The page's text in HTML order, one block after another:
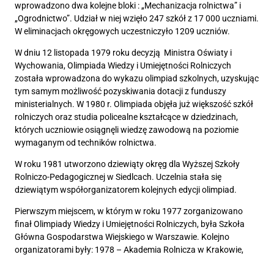
wprowadzono dwa kolejne bloki : „Mechanizacja rolnictwa” i
„Ogrodnictwo”. Udział w niej wzięło 247 szkół z 17 000 uczniami.
W eliminacjach okręgowych uczestniczyło 1209 uczniów.
W dniu 12 listopada 1979 roku decyzją Ministra Oświaty i
Wychowania, Olimpiada Wiedzy i Umiejętności Rolniczych
została wprowadzona do wykazu olimpiad szkolnych, uzyskując
tym samym możliwość pozyskiwania dotacji z funduszy
ministerialnych. W 1980 r. Olimpiada objęła już większość szkół
rolniczych oraz studia policealne kształcące w dziedzinach,
których uczniowie osiągnęli wiedzę zawodową na poziomie
wymaganym od techników rolnictwa.
W roku 1981 utworzono dziewiąty okręg dla Wyższej Szkoły
Rolniczo-Pedagogicznej w Siedlcach. Uczelnia stała się
dziewiątym współorganizatorem kolejnych edycji olimpiad.
Pierwszym miejscem, w którym w roku 1977 zorganizowano
finał Olimpiady Wiedzy i Umiejętności Rolniczych, była Szkoła
Główna Gospodarstwa Wiejskiego w Warszawie. Kolejno
organizatorami były: 1978 – Akademia Rolnicza w Krakowie,